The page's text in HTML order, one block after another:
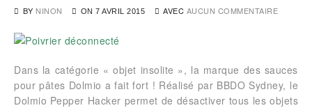
BY NINON ON 7 AVRIL 2015 AVEC AUCUN COMMENTAIRE
Dans la catégorie « objet insolite », la marque des sauces
pour pâtes Dolmio a fait fort ! Réalisé par BBDO Sydney, le
Dolmio Pepper Hacker permet de désactiver tous les objets